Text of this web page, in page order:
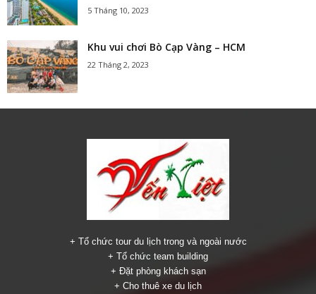
5 Tháng 10, 2023
Khu vui chơi Bò Cạp Vàng – HCM
22 Tháng 2, 2023
+ Tổ chức tour du lịch trong và ngoài nước
+ Tổ chức team building
+ Đặt phòng khách sạn
+ Cho thuê xe du lịch